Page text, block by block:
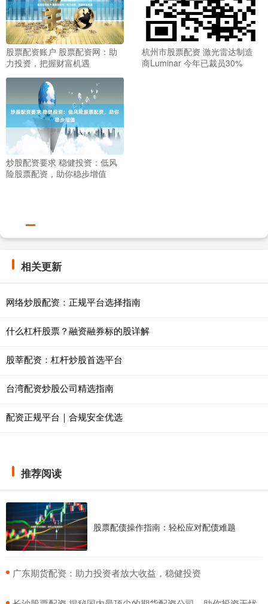
股票配资账户 股票配资网：助
力投资，把握财富机遇
杭州市股票配资 激光雷达制造
商Luminar 今年已裁员30%
炒股配资要求 稳健投资：低风
险股票配资，助你稳步增值
相关更新
网络炒股配资：正规平台选择指南
什么杠杆股票？融资融券标的股详解
股莘配资：杠杆炒股首选平台
台湾配资炒股公司精选指南
配资正规平台｜合规安全优选
推荐阅读
股票配债操作指南：轻松应对配债难题
​广东期货配资：助力投资者放大收益，稳健投资